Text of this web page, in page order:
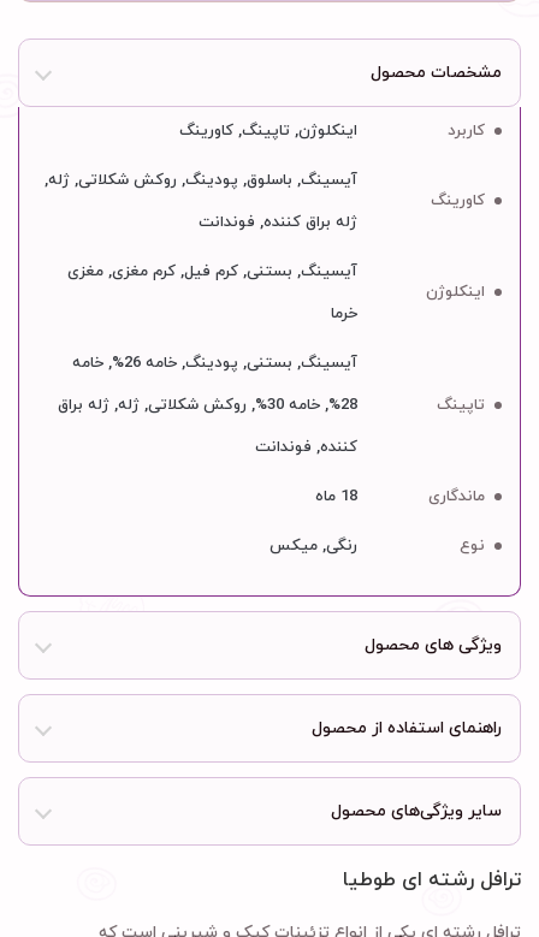
مشخصات محصول
کاربرد اینکلوژن, تاپینگ, کاورینگ
کاورینگ
آیسینگ, باسلوق, پودینگ, روکش شکلاتی, ژله,
ژله براق کننده, فوندانت
اینکلوژن
آیسینگ, بستنی, کرم فیل, کرم مغزی, مغزی
خرما
تاپینگ
آیسینگ, بستنی, پودینگ, خامه 26%, خامه
28%, خامه 30%, روکش شکلاتی, ژله, ژله براق
کننده, فوندانت
ماندگاری 18 ماه
نوع رنگی, میکس
ویژگی های محصول
راهنمای استفاده از محصول
سایر ویژگی‌های محصول
ترافل رشته ای طوطیا